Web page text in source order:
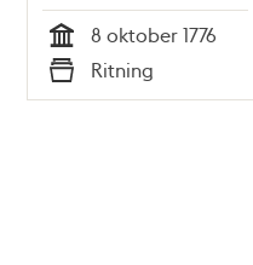
Tid
8 oktober 1776
Typ
Ritning